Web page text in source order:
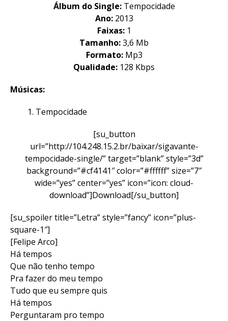
Álbum do Single: Tempocidade
Ano:2013
Faixas:1
Tamanho:3,6 Mb
Formato:Mp3
Qualidade: 128 Kbps
Músicas:
Tempocidade
[su_button
url=”http://104.248.15.2.br/baixar/sigavante-
tempocidade-single/” target=”blank” style=”3d”
background=”#cf4141″ color=”#ffffff” size=”7″
wide=”yes” center=”yes” icon=”icon: cloud-
download”]Download[/su_button]
[su_spoiler title=”Letra” style=”fancy” icon=”plus-
square-1″]
[Felipe Arco]
Há tempos
Que não tenho tempo
Pra fazer do meu tempo
Tudo que eu sempre quis
Há tempos
Perguntaram pro tempo